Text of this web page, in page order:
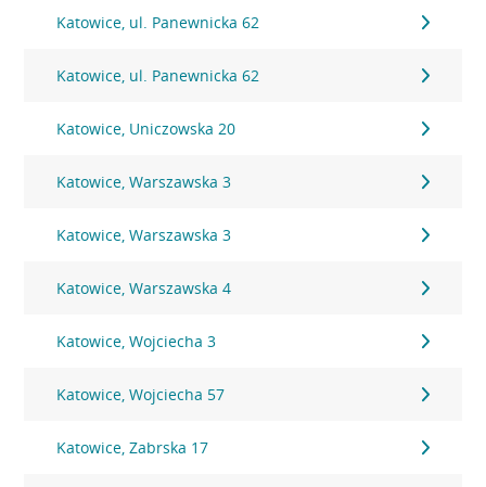
Katowice, ul. Panewnicka 62
Katowice, ul. Panewnicka 62
Katowice, Uniczowska 20
Katowice, Warszawska 3
Katowice, Warszawska 3
Katowice, Warszawska 4
Katowice, Wojciecha 3
Katowice, Wojciecha 57
Katowice, Zabrska 17